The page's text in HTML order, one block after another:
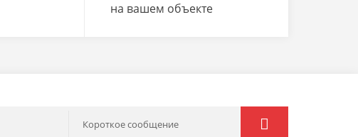
на вашем объекте
Короткое сообщение